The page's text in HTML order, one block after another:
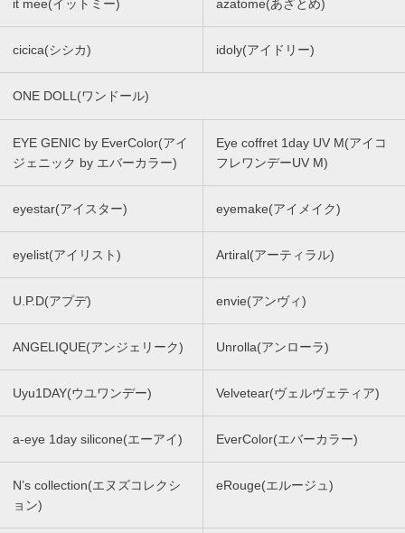
it mee(イットミー) azatome(あざとめ)
cicica(シシカ) idoly(アイドリー)
ONE DOLL(ワンドール)
EYE GENIC by EverColor(アイ
ジェニック by エバーカラー)
Eye coffret 1day UV M(アイコ
フレワンデーUV M)
eyestar(アイスター) eyemake(アイメイク)
eyelist(アイリスト) Artiral(アーティラル)
U.P.D(アプデ) envie(アンヴィ)
ANGELIQUE(アンジェリーク) Unrolla(アンローラ)
Uyu1DAY(ウユワンデー) Velvetear(ヴェルヴェティア)
a-eye 1day silicone(エーアイ) EverColor(エバーカラー)
N’s collection(エヌズコレクシ
ョン)
eRouge(エルージュ)